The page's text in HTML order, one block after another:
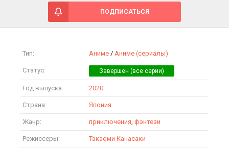
ПОДПИСАТЬСЯ
Тип: Аниме / Аниме (сериалы)
Статус:
Год выпуска: 2020
Страна: Япония
Жанр: приключения, фэнтези
Режиссеры: Такаоми Канасаки